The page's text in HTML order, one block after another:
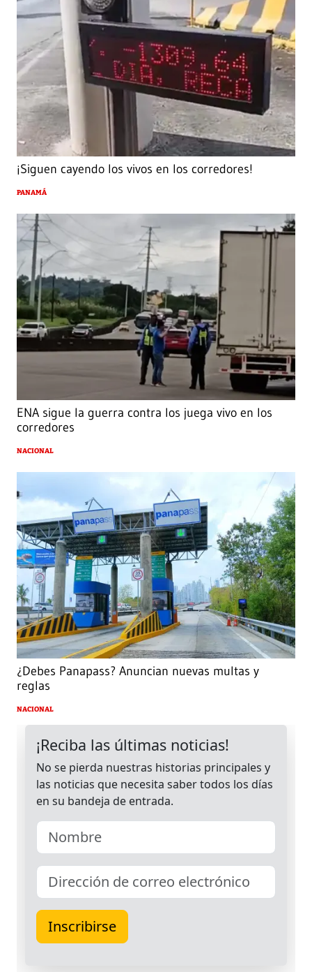
¡Siguen cayendo los vivos en los corredores!
PANAMÁ
ENA sigue la guerra contra los juega vivo en los
corredores
NACIONAL
¿Debes Panapass? Anuncian nuevas multas y
reglas
NACIONAL